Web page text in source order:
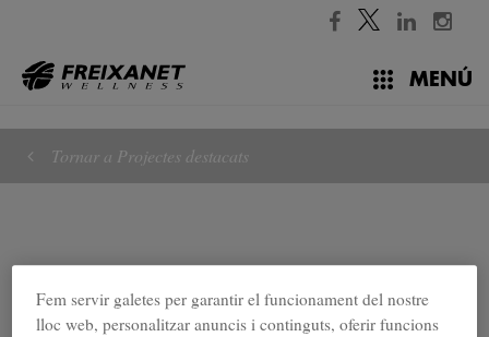
MENÚ
Tornar a Projectes destacats
Fem servir galetes per garantir el funcionament del nostre
lloc web, personalitzar anuncis i continguts, oferir funcions